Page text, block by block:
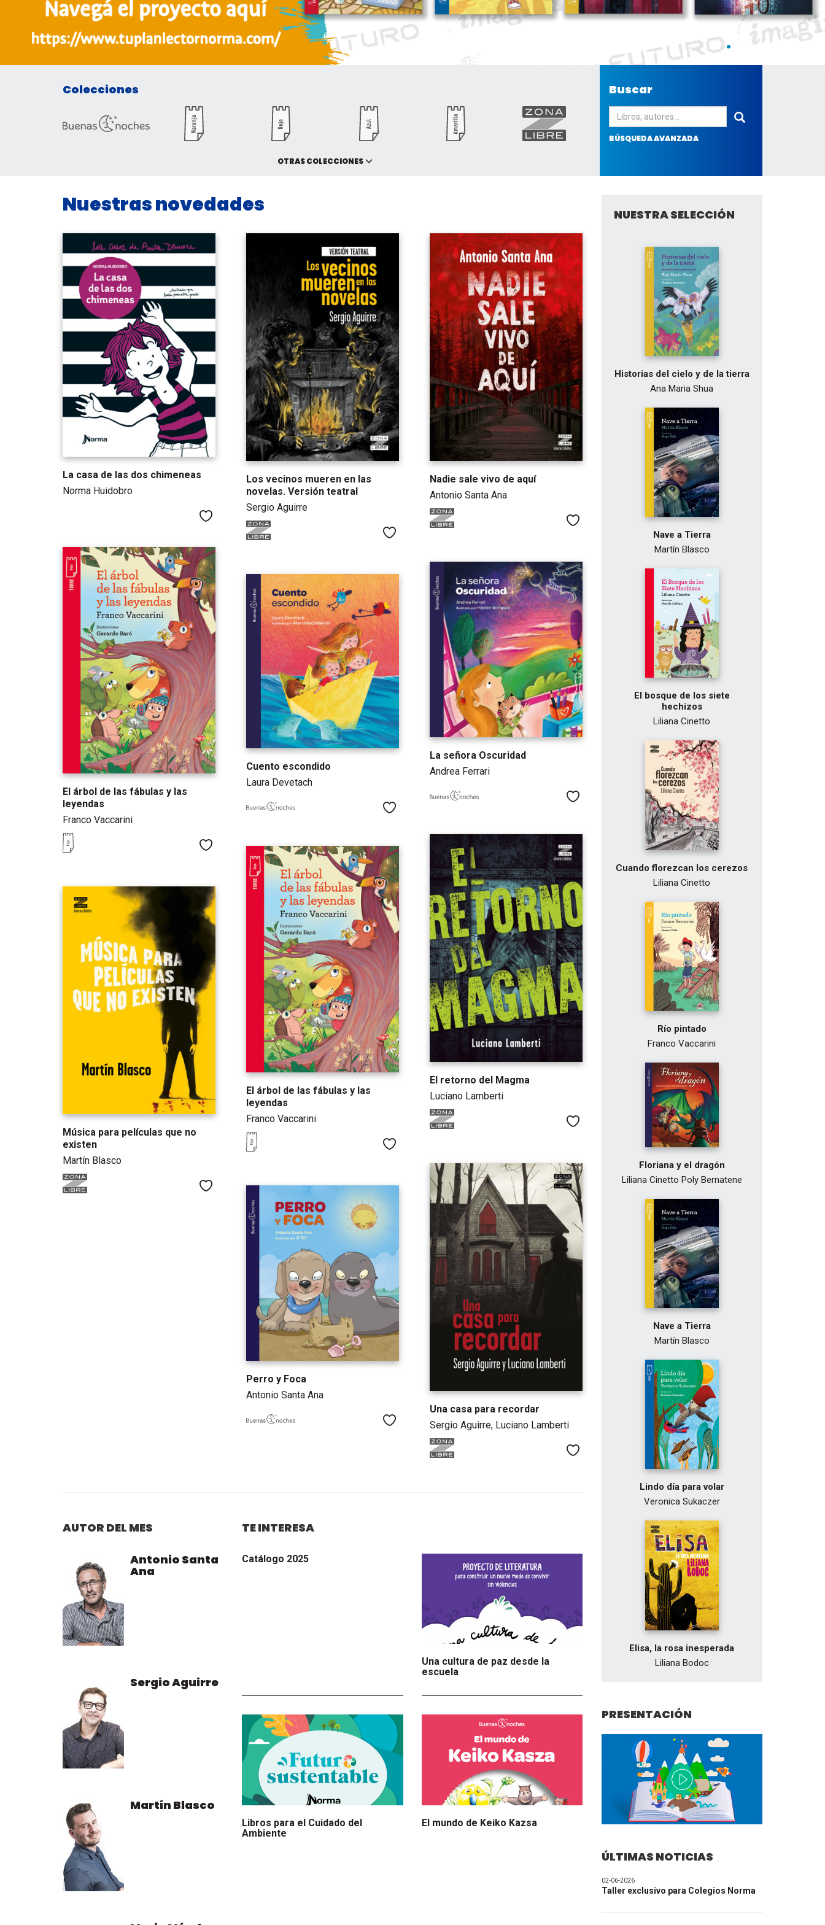
Colecciones
OTRAS COLECCIONES
Buscar
BÚSQUEDA AVANZADA
Nuestras novedades
La casa de las dos chimeneas
Norma Huidobro
Los vecinos mueren en las
novelas. Versión teatral
Sergio Aguirre
Nadie sale vivo de aquí
Antonio Santa Ana
El árbol de las fábulas y las
leyendas
Franco Vaccarini
Me gusta
La señora Oscuridad
Andrea Ferrari
Cuento escondido
Laura Devetach
El retorno del Magma
Luciano Lamberti
El árbol de las fábulas y las
leyendas
Franco Vaccarini
Música para películas que no
existen
Martín Blasco
Me gusta
Una casa para recordar
Sergio Aguirre, Luciano Lamberti
Perro y Foca
Antonio Santa Ana
Me gusta
AUTOR DEL MES
Antonio Santa
Ana
Sergio Aguirre
Martín Blasco
TE INTERESA
Catálogo 2025
Una cultura de paz desde la
escuela
Libros para el Cuidado del
Ambiente
El mundo de Keiko Kazsa
NUESTRA SELECCIÓN
Historias del cielo y de la tierra
Ana Maria Shua
Nave a Tierra
Martín Blasco
El bosque de los siete
hechizos
Liliana Cinetto
Cuando florezcan los cerezos
Liliana Cinetto
Río pintado
Franco Vaccarini
Floriana y el dragón
Liliana Cinetto Poly Bernatene
Nave a Tierra
Martín Blasco
Lindo día para volar
Veronica Sukaczer
Elisa, la rosa inesperada
Liliana Bodoc
PRESENTACIÓN
ÚLTIMAS NOTICIAS
02-06-2026
Taller exclusivo para Colegios Norma